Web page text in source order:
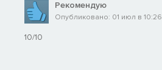
Рекомендую
Опубликовано: 01 июл в 10:26
10/10